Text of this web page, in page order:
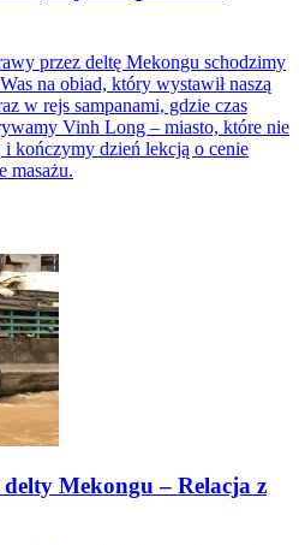
przez deltę Mekongu schodzimy
na obiad, który wystawił naszą
w rejs sampanami, gdzie czas
Vinh Long – miasto, które nie
kończymy dzień lekcją o cenie
masażu.
Mekongu – Relacja z